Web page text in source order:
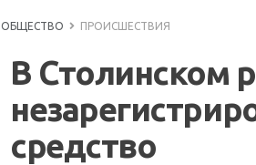
ОБЩЕСТВО ПРОИСШЕСТВИЯ
В Столинском
средство